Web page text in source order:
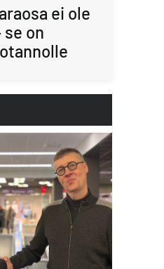
ei ole
se on